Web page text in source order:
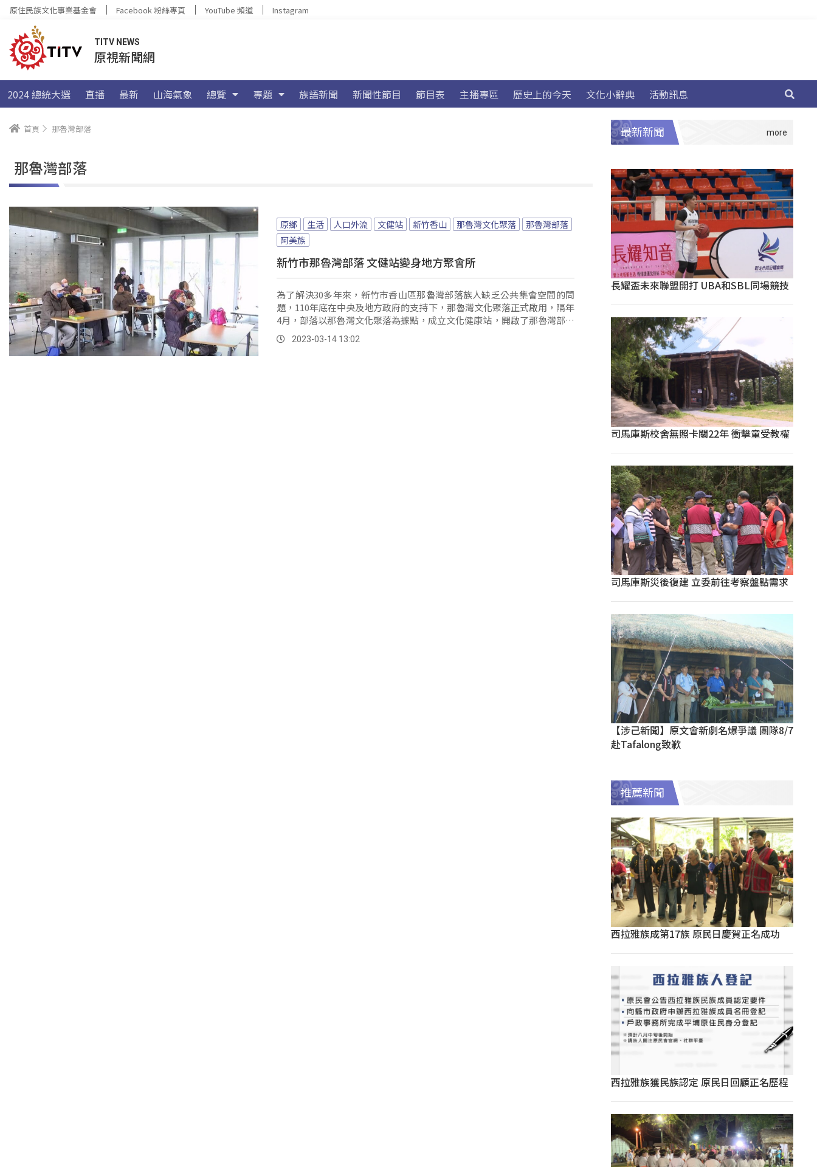
原住民族文化事業基金會 Facebook 粉絲專頁 YouTube 頻道 Instagram
TITV NEWS
原視新聞網
2024 總統大選 直播 最新 山海氣象 總覽 專題 族語新聞 新聞性節目 節目表 主播專區 歷史上的今天 文化小辭典 活動訊息
首頁 那魯灣部落
那魯灣部落
原鄉 生活 人口外流 文健站 新竹香山 那魯灣文化聚落
那魯灣部落
阿美族
新竹市那魯灣部落 文健站變身地方聚會所
為了解決30多年來，新竹市香山區那魯灣部落族人缺乏公共集會空間的問
題，110年底在中央及地方政府的支持下，那魯灣文化聚落正式啟用，隔年
4月，部落以那魯灣文化聚落為據點，成立文化健康站，開啟了那魯灣部落
長輩人生的新篇章。
2023-03-14 13:02
最新新聞
長耀盃未來聯盟開打 UBA和SBL同場競技
司馬庫斯校舍無照卡關22年 衝擊童受教權
司馬庫斯災後復建 立委前往考察盤點需求
【涉己新聞】原文會新劇名爆爭議 團隊8/7
赴Tafalong致歉
推薦新聞
西拉雅族成第17族 原民日慶賀正名成功
西拉雅族獲民族認定 原民日回顧正名歷程